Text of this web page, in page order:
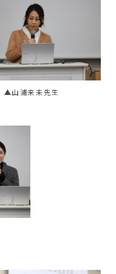
▲山浦来未先生